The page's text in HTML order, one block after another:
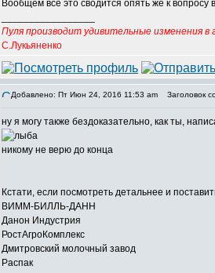
Вообщем всё это сводится опять же к
Пуля производит удивительные изменения в
С.Лукьяненко
Добавлено: Пт Июн 24, 2016 11:53 am Заголовок
ну я могу также бездоказательно, как ты,
никому не верю до конца
Кстати, если посмотреть детальнее и
ВИММ-БИЛЛЬ-ДАНН
Данон Индустрия
РостАгроКомплекс
Дмитровский молочный завод
Распак